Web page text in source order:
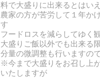
料で大盛りに出来るとはいえ
農家の方が苦労して１年か
す
フードロスを減らしてゆく
大盛りご飯以外でも出来る
分量の微調整も行いますの
※今まで大盛りをお召し上
いたしますが